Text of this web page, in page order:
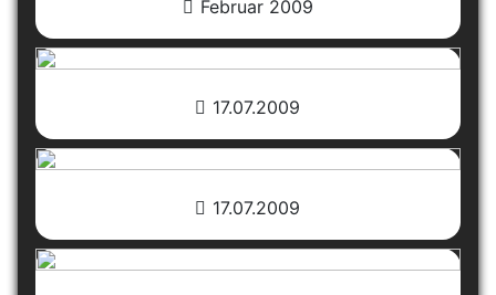
Februar 2009
17.07.2009
17.07.2009